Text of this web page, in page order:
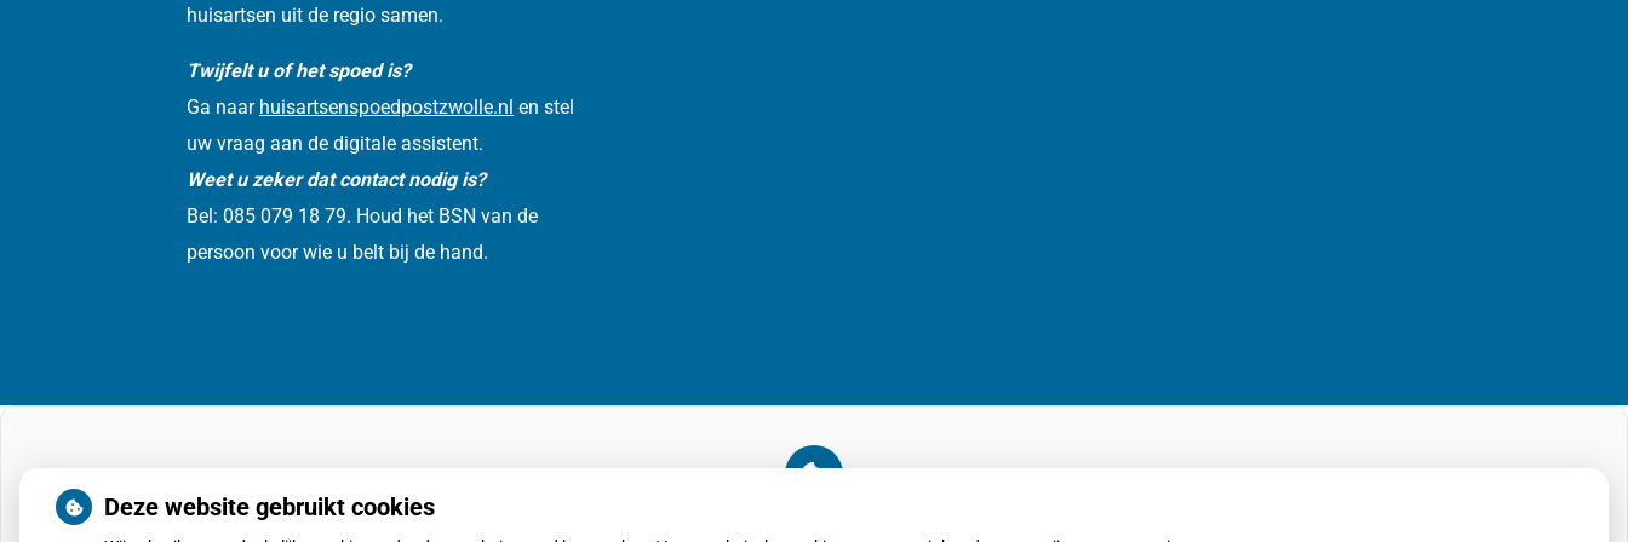
huisartsen uit de regio samen.
Twijfelt u of het spoed is?
Ga naar huisartsenspoedpostzwolle.nl en stel
uw vraag aan de digitale assistent.
Weet u zeker dat contact nodig is?
Bel: 085 079 18 79. Houd het BSN van de
persoon voor wie u belt bij de hand.
externe inhoud
die nodig is om dit te zien.
Deze website gebruikt cookies